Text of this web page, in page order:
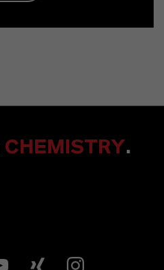
CHEMISTRY.